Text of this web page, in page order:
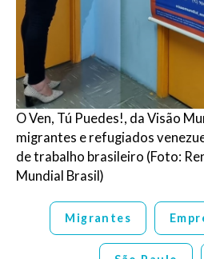
O Ven, Tú Puedes!, da Visão
migrantes e refugiados
de trabalho brasileiro (Foto:
Mundial Brasil)
Migrantes